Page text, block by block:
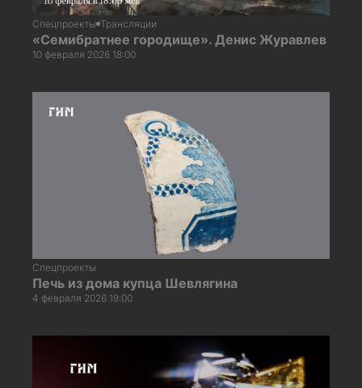
Спецпроекты Трансляции
«Семибратнее городище». Денис Журавлев
10 февраля 2026 18:00
Спецпроекты
Печь из дома купца Шевлягина
4 февраля 2026 19:00